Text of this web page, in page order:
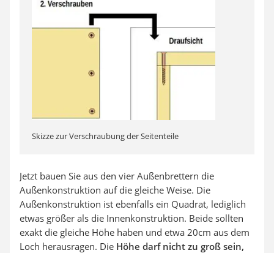
Skizze zur Verschraubung der Seitenteile
Jetzt bauen Sie aus den vier Außenbrettern die
Außenkonstruktion auf die gleiche Weise. Die
Außenkonstruktion ist ebenfalls ein Quadrat, lediglich
etwas größer als die Innenkonstruktion. Beide sollten
exakt die gleiche Höhe haben und etwa 20cm aus dem
Loch herausragen. Die Höhe darf nicht zu groß sein,